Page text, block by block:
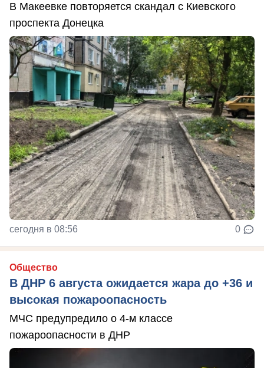
В Макеевке повторяется скандал с Киевского
проспекта Донецка
сегодня в 08:56 0
Общество
В ДНР 6 августа ожидается жара до +36 и
высокая пожароопасность
МЧС предупредило о 4-м классе
пожароопасности в ДНР